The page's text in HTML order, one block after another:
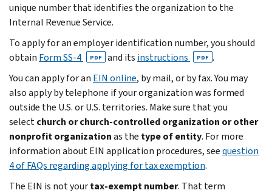
unique number that identifies the organization to the
Internal Revenue Service.
To apply for an employer identification number, you should
obtain Form SS-4 PDF and its instructions PDF .
You can apply for an EIN online, by mail, or by fax. You may
also apply by telephone if your organization was formed
outside the U.S. or U.S. territories. Make sure that you
selectchurch or church-controlled organization or other
nonprofit organizationas the type of entity. For more
information about EIN application procedures, seequestion
4 of FAQs regarding applying for tax exemption.
The EIN is not yourtax-exempt number. That term